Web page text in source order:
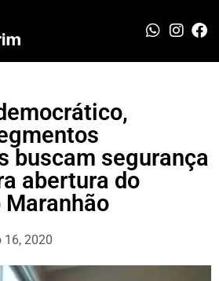
buscam segurança
abertura do
16, 2020